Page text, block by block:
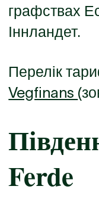
графствах
Іннландет.
Перелік
Vegfinans
Ferde